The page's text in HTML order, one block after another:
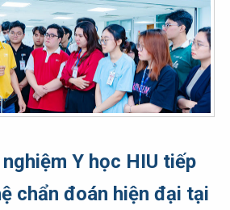
Y học HIU tiếp
chẩn đoán hiện đại tại